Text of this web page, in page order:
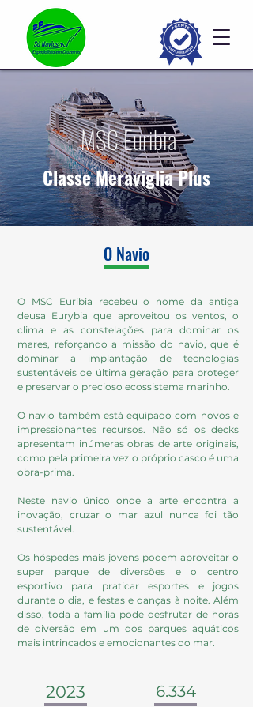
MSC Euribia
Classe Meraviglia Plus
O Navio
O MSC Euribia recebeu o nome da antiga
deusa Eurybia que aproveitou os ventos, o
clima e as constelações para dominar os
mares, reforçando a missão do navio, que é
dominar a implantação de tecnologias
sustentáveis de última geração para proteger
e preservar o precioso ecossistema marinho.
O navio também está equipado com novos e
impressionantes recursos. Não só os decks
apresentam inúmeras obras de arte originais,
como pela primeira vez o próprio casco é uma
obra-prima.
Neste navio único onde a arte encontra a
inovação, cruzar o mar azul nunca foi tão
sustentável.
Os hóspedes mais jovens podem aproveitar o
super parque de diversões e o centro
esportivo para praticar esportes e jogos
durante o dia, e festas e danças à noite. Além
disso, toda a família pode desfrutar de horas
de diversão em um dos parques aquáticos
mais intrincados e emocionantes do mar.
2023 6.334